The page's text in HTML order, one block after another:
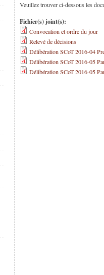
Veuillez trouver ci-dessous les
Fichier(s) joint(s):
Convocation et ordre du jour
Relevé de décisions
Délibération SCoT 2016-04
Délibération SCoT 2016-05
Délibération SCoT 2016-05